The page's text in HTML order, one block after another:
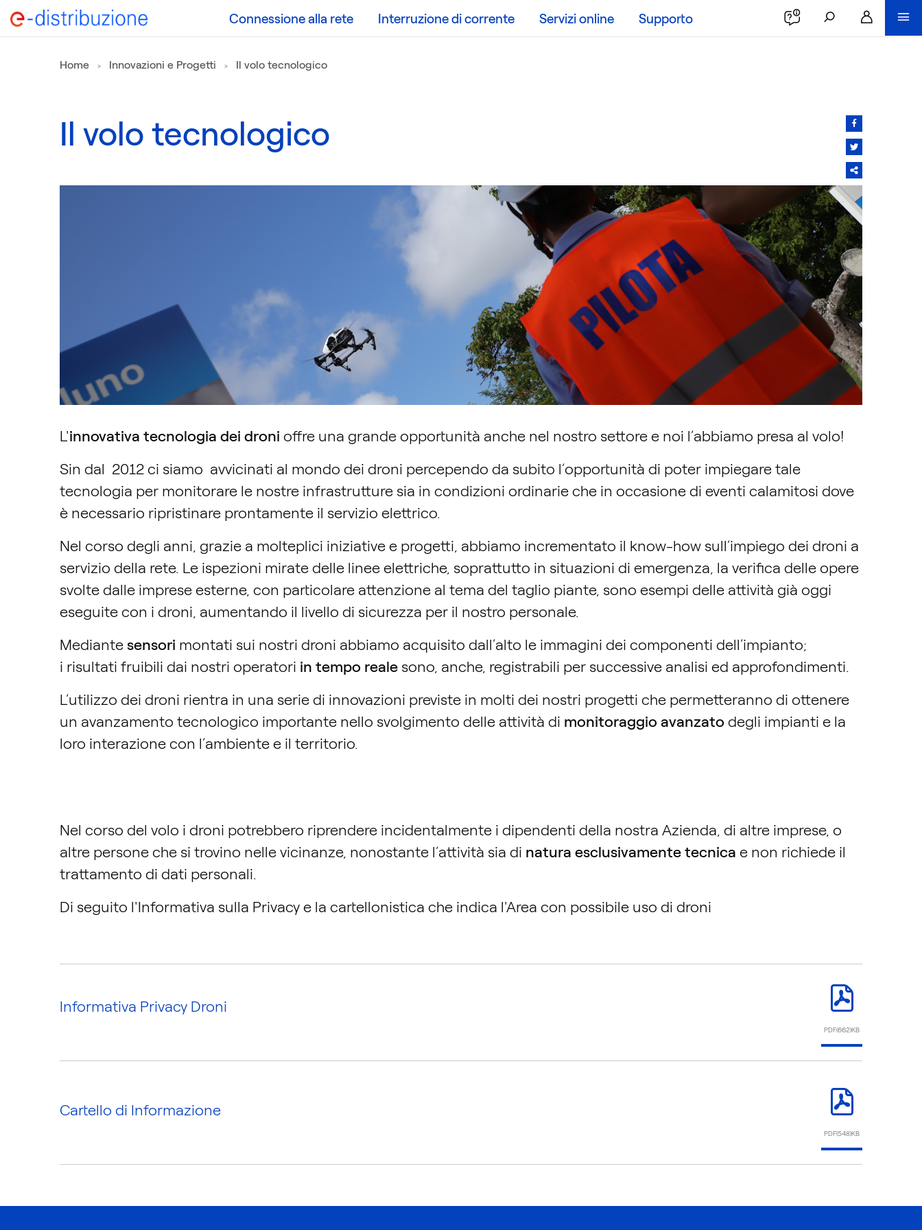
Connessione alla rete Interruzione di corrente Servizi online Supporto
Home Innovazioni e Progetti Il volo tecnologico
Il volo tecnologico
L'innovativa tecnologia dei droni offre una grande opportunità anche nel nostro settore e noi l’abbiamo presa al volo!
Sin dal 2012 ci siamo avvicinati al mondo dei droni percependo da subito l’opportunità di poter impiegare tale
tecnologia per monitorare le nostre infrastrutture sia in condizioni ordinarie che in occasione di eventi calamitosi dove
è necessario ripristinare prontamente il servizio elettrico.
Nel corso degli anni, grazie a molteplici iniziative e progetti, abbiamo incrementato il know-how sull’impiego dei droni a
servizio della rete. Le ispezioni mirate delle linee elettriche, soprattutto in situazioni di emergenza, la verifica delle opere
svolte dalle imprese esterne, con particolare attenzione al tema del taglio piante, sono esempi delle attività già oggi
eseguite con i droni, aumentando il livello di sicurezza per il nostro personale.
Mediantesensori montati sui nostri droni abbiamo acquisito dall’alto le immagini dei componenti dell’impianto;
i risultati fruibili dai nostri operatori in tempo reale sono, anche, registrabili per successive analisi ed approfondimenti.
L’utilizzo dei droni rientra in una serie di innovazioni previste in molti dei nostri progetti che permetteranno di ottenere
un avanzamento tecnologico importante nello svolgimento delle attività di monitoraggio avanzatodegli impianti e la
loro interazione con l’ambiente e il territorio.
Nel corso del volo i droni potrebbero riprendere incidentalmente i dipendenti della nostra Azienda, di altre imprese, o
altre persone che si trovino nelle vicinanze, nonostante l’attività sia di natura esclusivamente tecnica e non richiede il
trattamento di dati personali.
Di seguito l'Informativa sulla Privacy e la cartellonistica che indica l'Area con possibile uso di droni
Informativa Privacy Droni
PDF(662)KB
Cartello di Informazione
PDF(548)KB